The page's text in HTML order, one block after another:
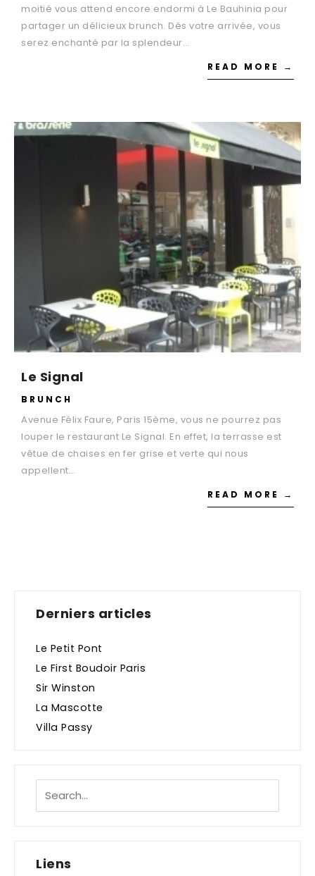
moitié vous attend encore endormi à Le Bauhinia pour
partager un délicieux brunch. Dès votre arrivée, vous
serez enchanté par la splendeur…
READ MORE →
Le Signal
BRUNCH
Avenue Félix Faure, Paris 15ème, vous ne pourrez pas
louper le restaurant Le Signal. En effet, la terrasse est
vêtue de chaises en fer grise et verte qui nous
appellent…
READ MORE →
Derniers articles
Le Petit Pont
Le First Boudoir Paris
Sir Winston
La Mascotte
Villa Passy
Liens